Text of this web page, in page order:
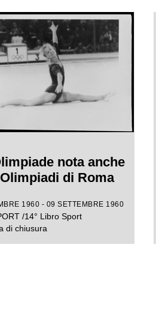
nota anche
di Roma
1960 - 09 SETTEMBRE 1960
/14° Libro Sport
di chiusura